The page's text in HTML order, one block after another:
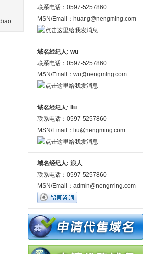
diao
联系电话：0597-5257860
MSN/Email：huang@nengming.com
域名经纪人: wu
联系电话：0597-5257860
MSN/Email：wu@nengming.com
域名经纪人: liu
联系电话：0597-5257860
MSN/Email：liu@nengming.com
域名经纪人: 浪人
联系电话：0597-5257860
MSN/Email：admin@nengming.com